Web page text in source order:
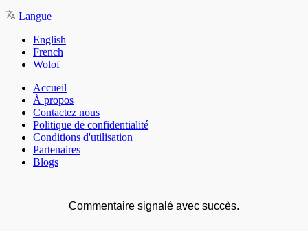
Langue
English
French
Wolof
Accueil
À propos
Contactez nous
Politique de confidentialité
Conditions d'utilisation
Partenaires
Blogs
Commentaire signalé avec succès.